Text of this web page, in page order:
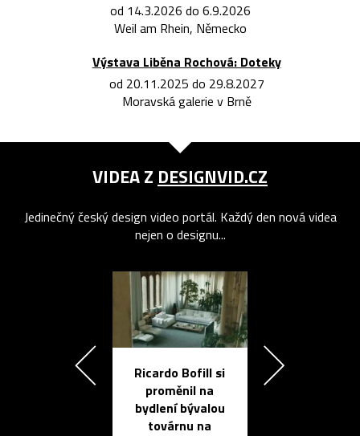
od 14.3.2026 do 6.9.2026
Weil am Rhein, Německo
Výstava Liběna Rochová: Doteky
od 20.11.2025 do 29.8.2027
Moravská galerie v Brně
VIDEA Z DESIGNVID.CZ
Jedinečný český design video portál. Každý den nová videa
nejen o designu...
Ricardo Bofill si
proměnil na
bydlení bývalou
továrnu na